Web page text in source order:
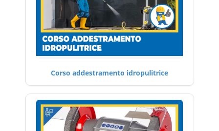
Corso addestramento idropulitrice